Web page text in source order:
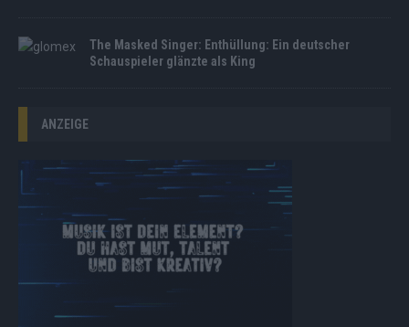
The Masked Singer: Enthüllung: Ein deutscher
Schauspieler glänzte als King
ANZEIGE